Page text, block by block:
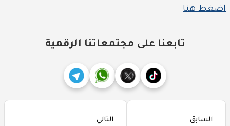
اضغط هنا
تابعنا على مجتمعاتنا الرقمية
السابق التالي